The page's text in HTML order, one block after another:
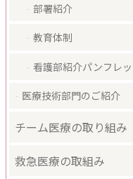
部署紹介
教育体制
看護部紹介パンフレ
医療技術部門のご紹介
チーム医療の取り組み
救急医療の取組み